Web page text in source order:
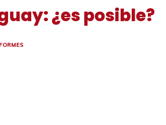
¿es posible?